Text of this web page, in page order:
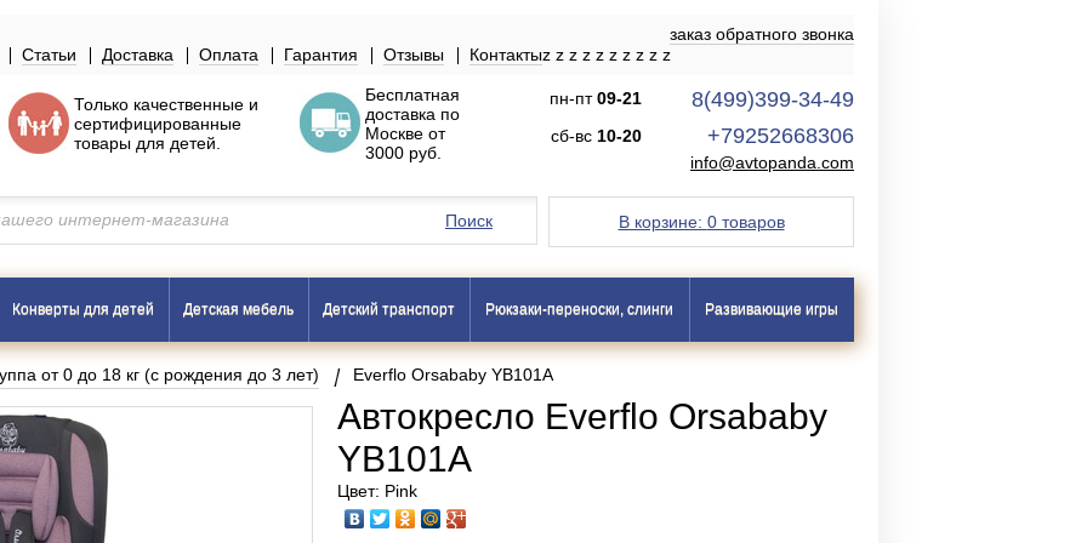
заказ обратного звонка
z z z z z
Статьи z
Доставка z
Оплата z
Гарантия z
Отзывы z
Контакты
Только качественные и
сертифицированные
товары для детей.
Бесплатная
доставка по
Москве от
3000 руб.
пн-пт09-21
сб-вс 10-20
8(499)399-34-49
+79252668306
info@avtopanda.com
В корзине: 0 товаров
Поиск
Конверты для детей Детская мебель Детский транспорт Рюкзаки-переноски, слинги Развивающие игры
от 0 до 18 кг (с рождения до 3 лет) Everflo Orsababy YB101A
Автокресло Everflo Orsababy
YB101A
Цвет: Pink